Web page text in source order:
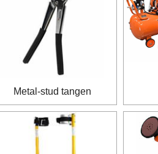
Metal-stud tangen